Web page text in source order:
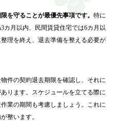
を守ることが最優先事項です。 特に
月以内、
民間賃貸住宅では6カ月以
理を終え、退去準備を整える必要が
件の契約退去期限を確認し、 それに
ります。 スケジュールを立てる際に
業の期間も考慮しましょう。 これに
整います。